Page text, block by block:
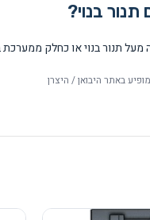
בנוי?
מעל תנור בנוי או כחלק
באתר היבואן / היצרן